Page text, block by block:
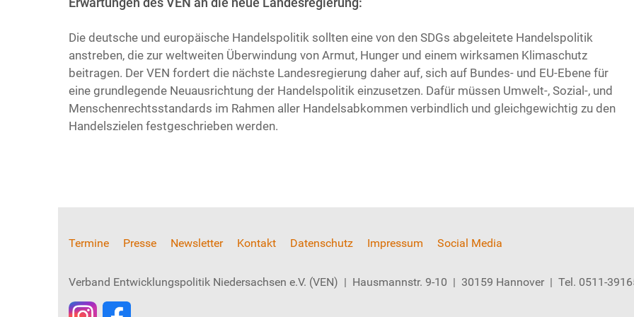
Die deutsche und europäische Handelspolitik sollten eine von den SDGs abgeleitete Handelspolitik
anstreben, die zur weltweiten Überwindung von Armut, Hunger und einem wirksamen Klimaschutz
beitragen. Der VEN fordert die nächste Landesregierung daher auf, sich auf Bundes- und EU-Ebene für
eine grundlegende Neuausrichtung der Handelspolitik einzusetzen. Dafür müssen Umwelt-, Sozial-, und
Menschenrechtsstandards im Rahmen aller Handelsabkommen verbindlich und gleichgewichtig zu den
Handelszielen festgeschrieben werden.
Termine Presse Newsletter Kontakt Datenschutz Impressum Social Media
Verband Entwicklungspolitik Niedersachsen e.V. (VEN) | Hausmannstr. 9-10 | 30159 Hannover | Tel. 0511-